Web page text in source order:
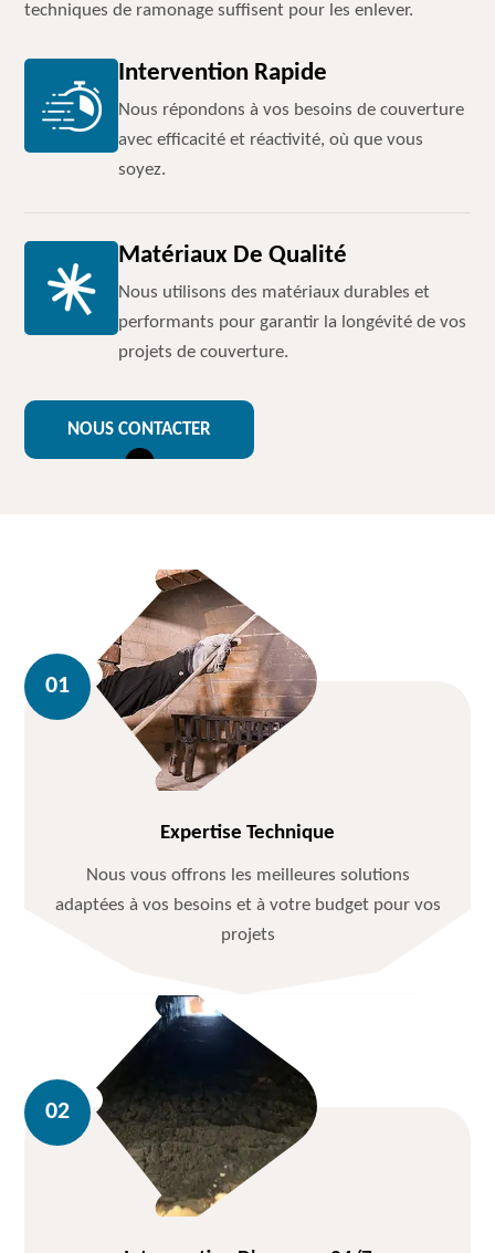
techniques de ramonage suffisent pour les enlever.
Intervention Rapide
Nous répondons à vos besoins de couverture
avec efficacité et réactivité, où que vous
soyez.
Matériaux De Qualité
Nous utilisons des matériaux durables et
performants pour garantir la longévité de vos
projets de couverture.
NOUS CONTACTER
Expertise Technique
Nous vous offrons les meilleures solutions
adaptées à vos besoins et à votre budget pour vos
projets